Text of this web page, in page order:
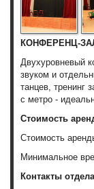
КОНФЕРЕНЦ-
Двухуровневый
звуком и
танцев, тренинг
с метро -
Стоимость
Стоимость
Минимальное
Контакты